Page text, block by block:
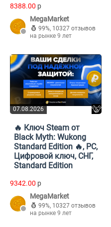
8388.00 p
MegaMarket
99%, 10327 отзывов
на рынке 9 лет
07.08.2026
🔥 Ключ Steam от
Black Myth: Wukong
Standard Edition 🔥, PC,
Цифровой ключ, СНГ,
Standard Edition
9342.00 p
MegaMarket
99%, 10327 отзывов
на рынке 9 лет